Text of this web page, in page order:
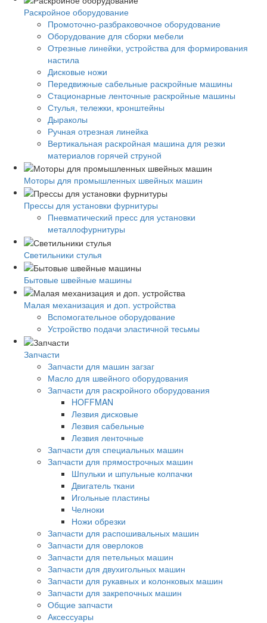
Раскройное оборудование
Промоточно-разбраковочное оборудование
Оборудование для сборки мебели
Отрезные линейки, устройства для формирования
настила
Дисковые ножи
Передвижные сабельные раскройные машины
Стационарные ленточные раскройные машины
Стулья, тележки, кронштейны
Дыраколы
Ручная отрезная линейка
Вертикальная раскройная машина для резки
материалов горячей струной
Моторы для промышленных швейных машин
Прессы для установки фурнитуры
Пневматический пресс для установки
металлофурнитуры
Светильники стулья
Бытовые швейные машины
Малая механизация и доп. устройства
Вспомогательное оборудование
Устройство подачи эластичной тесьмы
Запчасти
Запчасти для машин загзаг
Масло для швейного оборудования
Запчасти для раскройного оборудования
HOFFMAN
Лезвия дисковые
Лезвия сабельные
Лезвия ленточные
Запчасти для специальных машин
Запчасти для прямострочных машин
Шпульки и шпульные колпачки
Двигатель ткани
Игольные пластины
Челноки
Ножи обрезки
Запчасти для распошивальных машин
Запчасти для оверлоков
Запчасти для петельных машин
Запчасти для двухигольных машин
Запчасти для рукавных и колонковых машин
Запчасти для закрепочных машин
Общие запчасти
Аксессуары